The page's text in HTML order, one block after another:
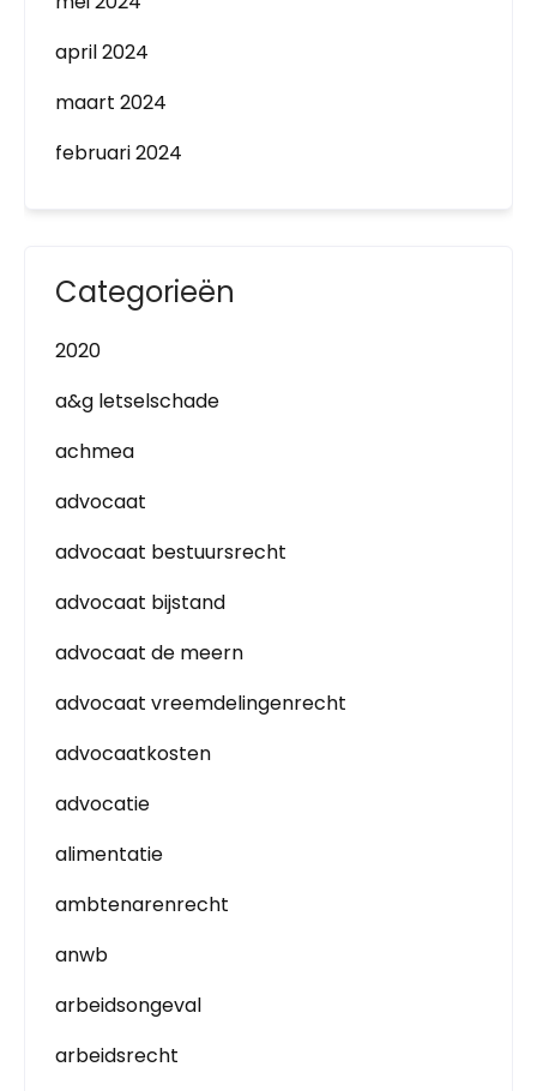
april 2024
maart 2024
februari 2024
Categorieën
2020
a&g letselschade
achmea
advocaat
advocaat bestuursrecht
advocaat bijstand
advocaat de meern
advocaat vreemdelingenrecht
advocaatkosten
advocatie
alimentatie
ambtenarenrecht
anwb
arbeidsongeval
arbeidsrecht